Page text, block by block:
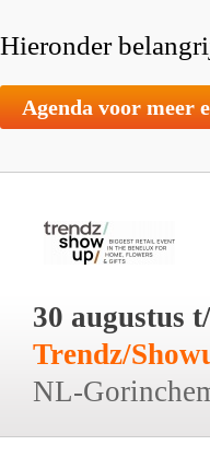
Hieronder
Agenda voor meer
30 augustus
Trendz/
NL-